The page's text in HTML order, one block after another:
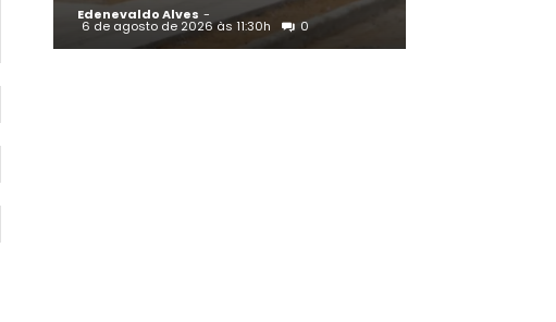
Edenevaldo Alves -
6 de agosto de 2026 às 11:30h 0